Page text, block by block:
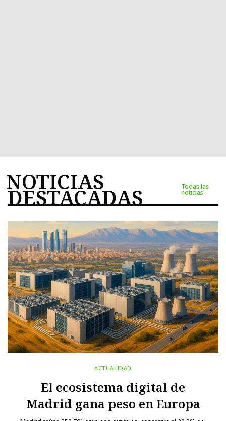
NOTICIAS
DESTACADAS Todas las
noticias
ACTUALIDAD
El ecosistema digital de
Madrid gana peso en Europa